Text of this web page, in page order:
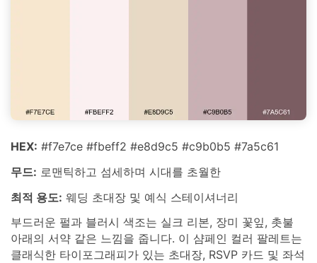
HEX: #f7e7ce #fbeff2 #e8d9c5 #c9b0b5 #7a5c61
무드: 로맨틱하고 섬세하며 시대를 초월한
최적 용도: 웨딩 초대장 및 예식 스테이셔너리
부드러운 펄과 블러시 색조는 실크 리본, 장미 꽃잎, 촛불
아래의 서약 같은 느낌을 줍니다. 이 샴페인 컬러 팔레트는
클래식한 타이포그래피가 있는 초대장, RSVP 카드 및 좌석